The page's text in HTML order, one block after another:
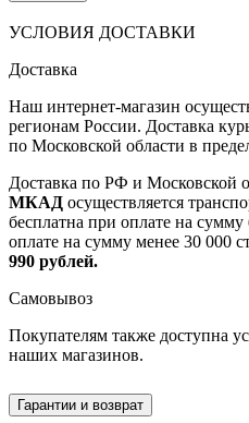
УСЛОВИЯ ДОСТАВКИ
Доставка
Наш интернет-магазин
регионам России. Доставка
по Московской области в
Доставка по РФ и Московской
МКАД осуществляется
бесплатна при оплате на сумму
оплате на сумму менее 30 000
990 рублей.
Самовывоз
Покупателям также доступна
наших магазинов.
Гарантии и возврат